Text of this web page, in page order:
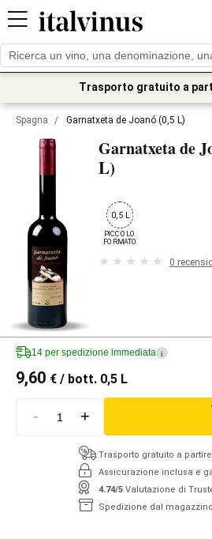
Trasporto gratuito a
Spagna / Garnatxeta de Joanó (0,5 L)
Garnatxeta de
L)
0,5 L
PICCOLO
FORMATO
0
14 per spedizione immediata i
9,60 € / bott. 0,5 L
- +
Trasporto gratuito a partire
Assicurazione inclusa e
4.74/5 Valutazione di
Spedizione dal